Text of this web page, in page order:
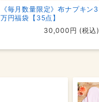
《毎月数量限定》布ナプキン3
万円福袋【35点】
30,000円 (税込)